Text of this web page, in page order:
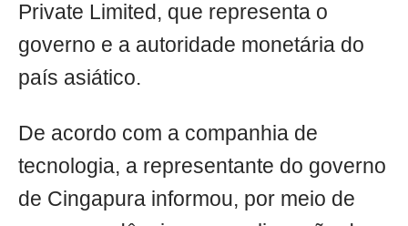
Private Limited, que representa o
governo e a autoridade monetária do
país asiático.
De acordo com a companhia de
tecnologia, a representante do governo
de Cingapura informou, por meio de